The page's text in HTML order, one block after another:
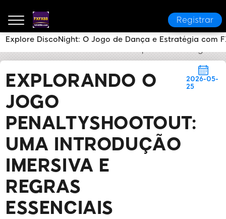
Registrar
EXPLORANDO O
JOGO
PENALTYSHOOTOUT:
UMA INTRODUÇÃO
IMERSIVA E
REGRAS
ESSENCIAIS
2026-05-
25
Explore DiscoNight: O Jogo de Dança e Estratégia com